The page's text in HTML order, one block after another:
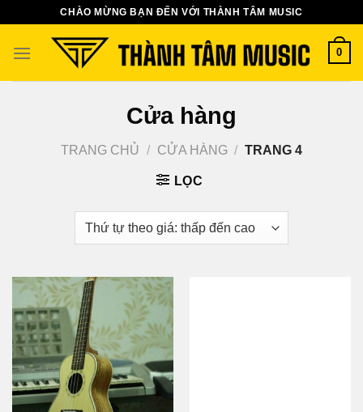
nội
CHÀO MỪNG BẠN ĐẾN VỚI THÀNH TÂM MUSIC
0
Cửa hàng
TRANG CHỦ / CỬA HÀNG / TRANG 4
LỌC